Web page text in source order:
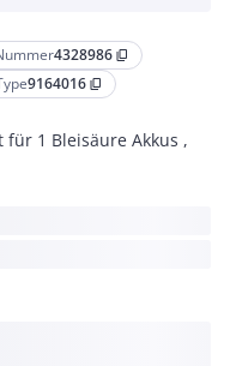
4328986 content_copy
9164016 content_copy
für 1 Bleisäure Akkus ,